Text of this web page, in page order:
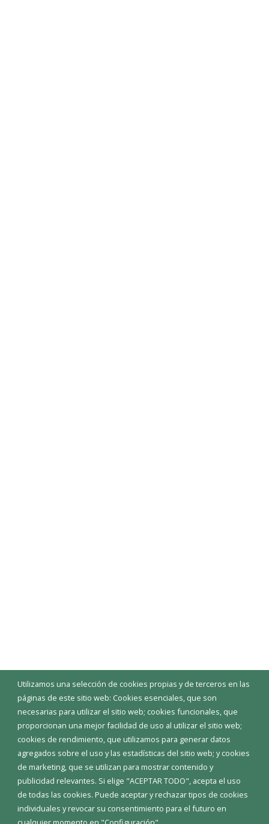
Utilizamos una selección de cookies propias y de terceros en las
páginas de este sitio web: Cookies esenciales, que son
necesarias para utilizar el sitio web; cookies funcionales, que
proporcionan una mejor facilidad de uso al utilizar el sitio web;
cookies de rendimiento, que utilizamos para generar datos
agregados sobre el uso y las estadísticas del sitio web; y cookies
de marketing, que se utilizan para mostrar contenido y
publicidad relevantes. Si elige "ACEPTAR TODO", acepta el uso
de todas las cookies. Puede aceptar y rechazar tipos de cookies
individuales y revocar su consentimiento para el futuro en